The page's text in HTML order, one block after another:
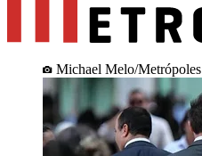
Michael Melo/Metrópoles